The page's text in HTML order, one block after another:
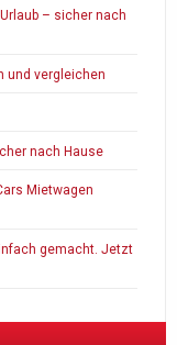
– sicher nach
und vergleichen
nach Hause
Mietwagen
gemacht. Jetzt